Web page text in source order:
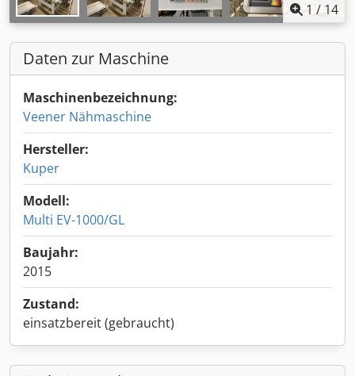
1 / 14
Daten zur Maschine
Maschinenbezeichnung:
Veener Nähmaschine
Hersteller:
Kuper
Modell:
Multi EV-1000/GL
Baujahr:
2015
Zustand:
einsatzbereit (gebraucht)